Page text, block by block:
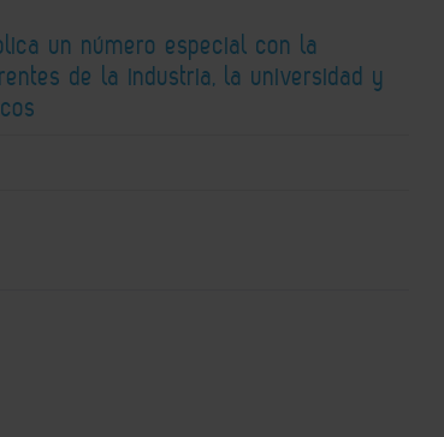
un número especial con la
de la industria, la universidad y